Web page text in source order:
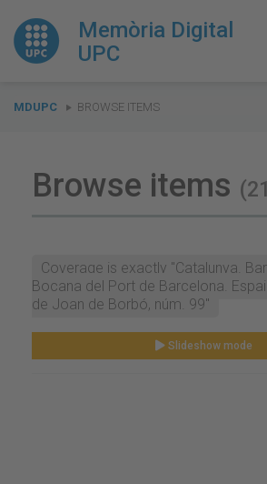
Memòria Digital
UPC
You
MDUPC BROWSE ITEMS
Browse items
Coverage is exactly "Catalunya.
Bocana del Port de Barcelona.
de Joan de Borbó, núm. 99"
Slideshow mode